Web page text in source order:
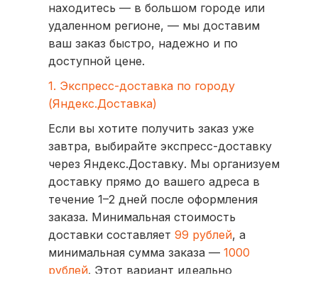
находитесь — в большом городе или
удаленном регионе, — мы доставим
ваш заказ быстро, надежно и по
доступной цене.
1. Экспресс-доставка по городу
(Яндекс.Доставка)
Если вы хотите получить заказ уже
завтра, выбирайте экспресс-доставку
через Яндекс.Доставку. Мы организуем
доставку прямо до вашего адреса в
течение 1–2 дней после оформления
заказа. Минимальная стоимость
доставки составляет 99 рублей, а
минимальная сумма заказа — 1000
рублей. Этот вариант идеально